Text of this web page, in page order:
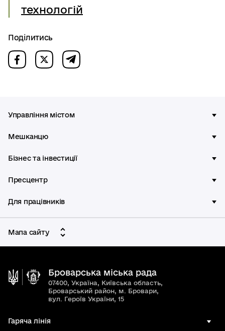
технологій
Поділитись
Управління містом
Мешканцю
Бізнес та інвестиції
Пресцентр
Для працівників
Мапа сайту
Броварська міська рада
07400, Україна, Київська область,
Броварський район, м. Бровари,
вул. Героїв України, 15
Гаряча лінія